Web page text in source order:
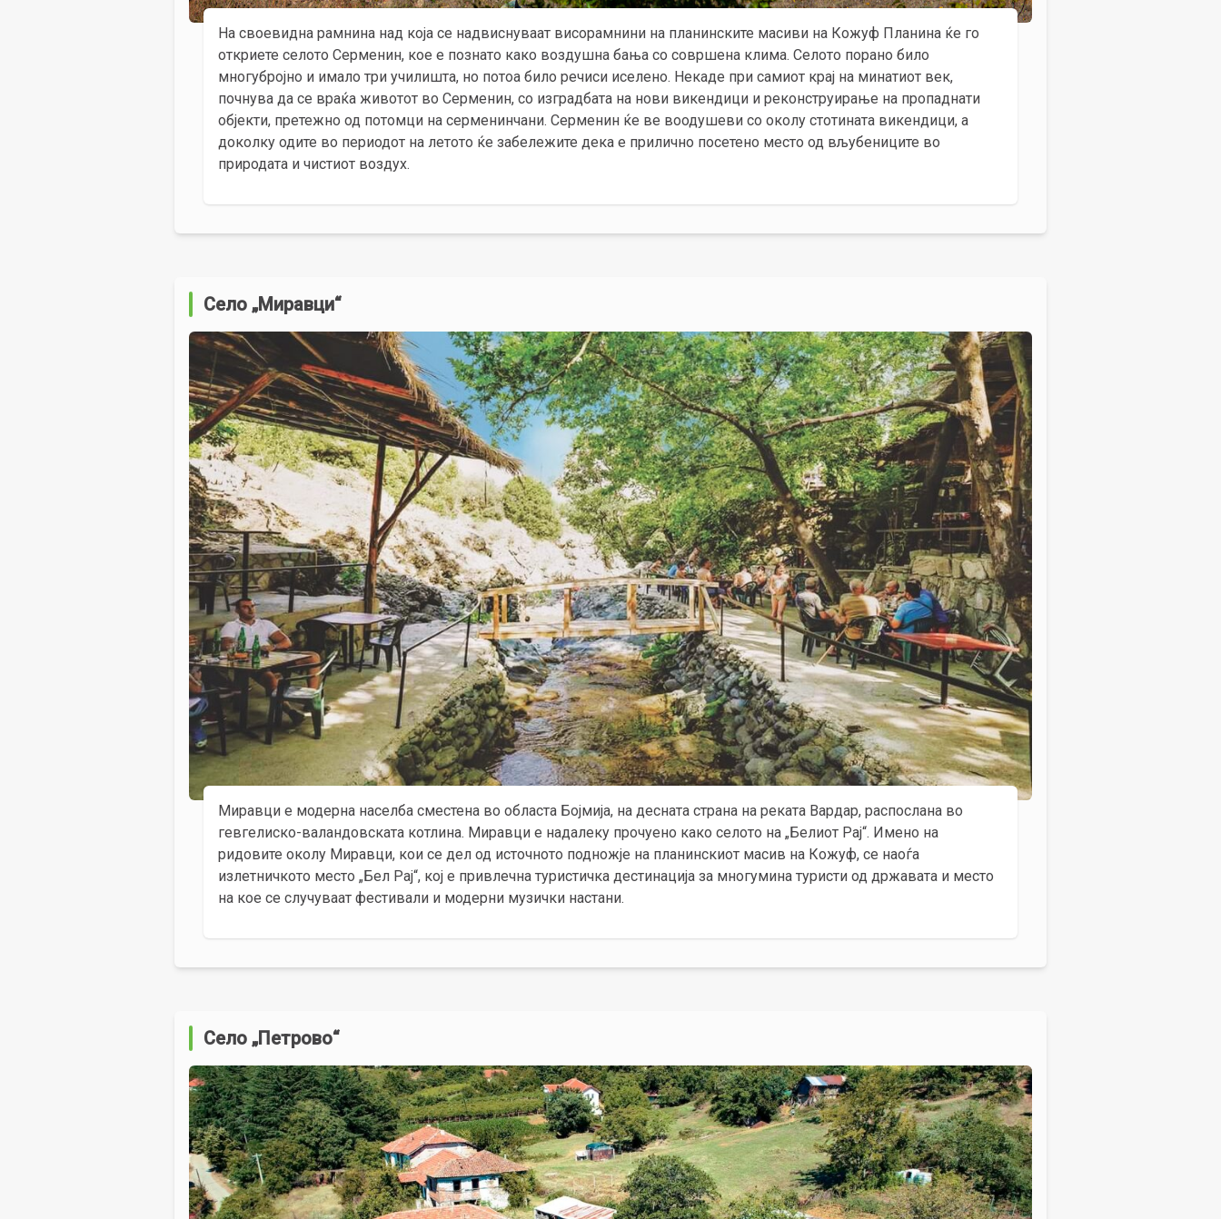
На своевидна рамнина над која се надвиснуваат висорамнини на планинските масиви на Кожуф Планина ќе го
откриете селото Серменин, кое е познато како воздушна бања со совршена клима. Селото порано било
многубројно и имало три училишта, но потоа било речиси иселено. Некаде при самиот крај на минатиот век,
почнува да се враќа животот во Серменин, со изградбата на нови викендици и реконструирање на пропаднати
објекти, претежно од потомци на серменинчани. Серменин ќе ве воодушеви со околу стотината викендици, а
доколку одите во периодот на летото ќе забележите дека е прилично посетено место од вљубениците во
природата и чистиот воздух.
Село „Миравци“
Миравци е модерна населба сместена во областа Бојмија, на десната страна на реката Вардар, распослана во
гевгелиско-валандовската котлина. Миравци е надалеку прочуено како селото на „Белиот Рај“. Имено на
ридовите околу Миравци, кои се дел од источното подножје на планинскиот масив на Кожуф, се наоѓа
излетничкото место „Бел Рај“, кој е привлечна туристичка дестинација за многумина туристи од државата и место
на кое се случуваат фестивали и модерни музички настани.
Село „Петрово“